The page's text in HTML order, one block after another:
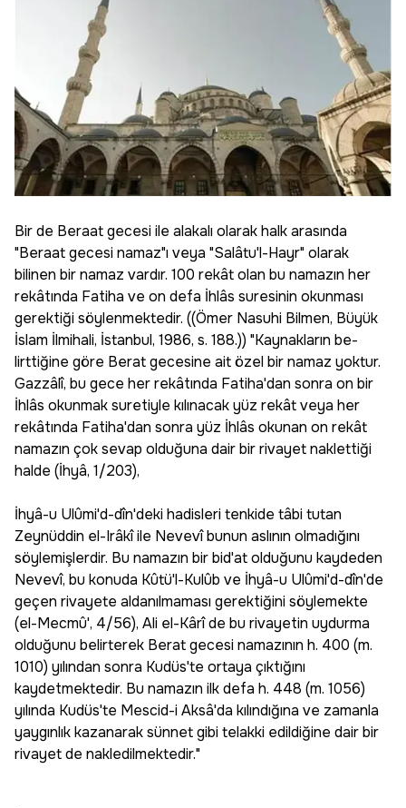
Bir de Beraat gecesi ile alakalı olarak halk arasında
"Beraat gecesi namaz"ı veya "Salâtu'l-Hayr" olarak
bilinen bir namaz vardır. 100 rekât olan bu namazın her
rekâtında Fatiha ve on defa İhlâs suresinin okunması
gerektiği söylenmektedir. ((Ömer Nasuhi Bilmen, Büyük
İslam İlmihali, İstanbul, 1986, s. 188.)) "Kaynakların be­
lirttiğine göre Berat gecesine ait özel bir namaz yoktur.
Gazzâlî, bu gece her rekâtında Fatiha'dan sonra on bir
İhlâs okunmak suretiyle kılınacak yüz rekât veya her
rekâtında Fatiha'dan sonra yüz İhlâs okunan on rekât
namazın çok se­vap olduğuna dair bir rivayet nakletti­ği
halde (İhyâ, 1/203),
İhyâ-u Ulûmi'd-dîn'deki hadisleri tenkide tâbi tutan
Zeynüddin el-Irâkî ile Nevevî bunun aslının olmadığını
söyle­mişlerdir. Bu namazın bir bid'at oldu­ğunu kaydeden
Nevevî, bu konuda Kûtü'l-Kulûb ve İhyâ-u Ulûmi'd-dîn'de
geçen rivayete aldanılmaması gerektiği­ni söylemekte
(el-Mecmû', 4/56), Ali el-Kârî de bu rivayetin uydurma
olduğunu belirterek Berat gecesi namazının h. 400 (m.
1010) yılından sonra Kudüs'te ortaya çıktığını
kaydetmektedir. Bu namazın ilk defa h. 448 (m. 1056)
yılında Kudüs'te Mescid-i Aksâ'da kılındığına ve zamanla
yaygınlık ka­zanarak sünnet gibi telakki edildiğine dair bir
rivayet de nakledilmektedir."